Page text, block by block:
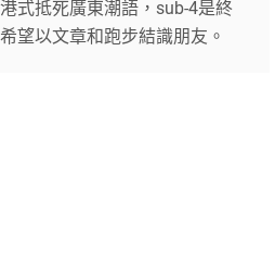
式抵死廣東潮語，sub-4是終
望以文章和跑步結識朋友。